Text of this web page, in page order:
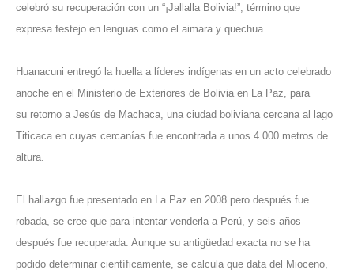
celebró su recuperación con un “¡Jallalla Bolivia!”, término que
expresa festejo en lenguas como el aimara y quechua.
Huanacuni entregó la huella a líderes indígenas en un acto celebrado
anoche en el Ministerio de Exteriores de Bolivia en La Paz, para
su retorno a Jesús de Machaca, una ciudad boliviana cercana al lago
Titicaca en cuyas cercanías fue encontrada a unos 4.000 metros de
altura.
El hallazgo fue presentado en La Paz en 2008 pero después fue
robada, se cree que para intentar venderla a Perú, y seis años
después fue recuperada. Aunque su antigüedad exacta no se ha
podido determinar científicamente, se calcula que data del Mioceno,